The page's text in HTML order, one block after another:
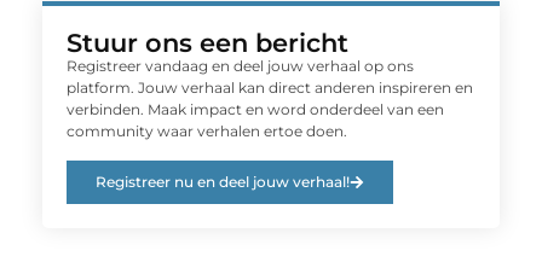
Stuur ons een bericht
Registreer vandaag en deel jouw verhaal op ons
platform. Jouw verhaal kan direct anderen inspireren en
verbinden. Maak impact en word onderdeel van een
community waar verhalen ertoe doen.
Registreer nu en deel jouw verhaal!